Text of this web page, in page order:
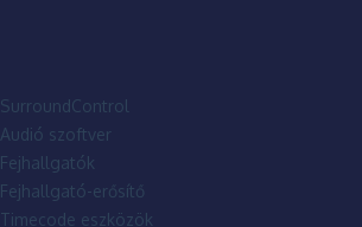
SurroundControl
Audió szoftver
Fejhallgatók
Fejhallgató-erősítő
Timecode eszközök